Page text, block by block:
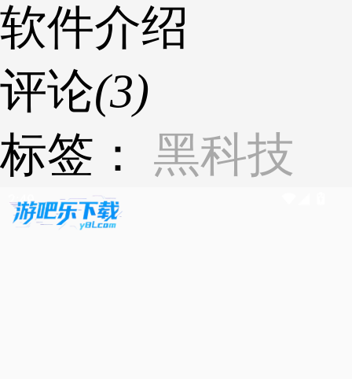
软件介绍
评论(3)
标签：
黑科技